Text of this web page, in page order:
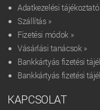
Adatkezelési tájékoztató
Szállítás »
Fizetési módok »
Vásárlási tanácsok »
Bankkártyás fizetési
Bankkártyás fizetési
KAPCSOLAT